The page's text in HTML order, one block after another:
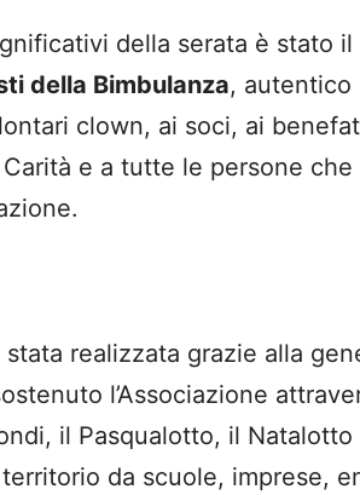
della serata è stato
della Bimbulanza, autentico
clown, ai soci, ai
e a tutte le persone
realizzata grazie alla
l’Associazione
il Pasqualotto, il Natalotto
da scuole, imprese,